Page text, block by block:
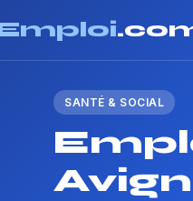
SANTÉ & SOCIAL